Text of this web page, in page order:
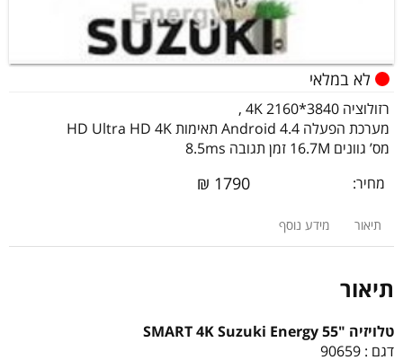
לא במלאי
רזולוציה 3840*2160 4K ,
מערכת הפעלה Android 4.4 תאימות HD Ultra HD 4K
מס’ גוונים 16.7M זמן תגובה 8.5ms
מחיר:
1790
₪
תיאור מידע נוסף
תיאור
טלויזיה "55 SMART 4K Suzuki Energy
דגם : 90659